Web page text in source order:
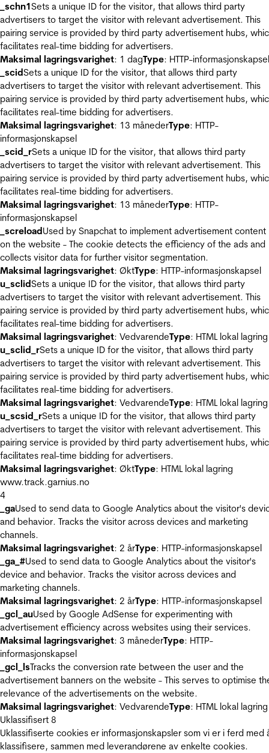
_schn1Sets a unique ID for the visitor, that allows third party
advertisers to target the visitor with relevant advertisement. This
pairing service is provided by third party advertisement hubs,
facilitates real-time bidding for advertisers.
Maksimal lagringsvarighet: 1 dagType: HTTP-informasjonskapsel
_scidSets a unique ID for the visitor, that allows third party
advertisers to target the visitor with relevant advertisement. This
pairing service is provided by third party advertisement hubs,
facilitates real-time bidding for advertisers.
Maksimal lagringsvarighet: 13 månederType: HTTP-
informasjonskapsel
_scid_rSets a unique ID for the visitor, that allows third party
advertisers to target the visitor with relevant advertisement. This
pairing service is provided by third party advertisement hubs,
facilitates real-time bidding for advertisers.
Maksimal lagringsvarighet: 13 månederType: HTTP-
informasjonskapsel
_screloadUsed by Snapchat to implement advertisement content
on the website - The cookie detects the efficiency of the ads and
collects visitor data for further visitor segmentation.
Maksimal lagringsvarighet: ØktType: HTTP-informasjonskapsel
u_sclidSets a unique ID for the visitor, that allows third party
advertisers to target the visitor with relevant advertisement. This
pairing service is provided by third party advertisement hubs,
facilitates real-time bidding for advertisers.
Maksimal lagringsvarighet: VedvarendeType: HTML lokal lagring
u_sclid_rSets a unique ID for the visitor, that allows third party
advertisers to target the visitor with relevant advertisement. This
pairing service is provided by third party advertisement hubs,
facilitates real-time bidding for advertisers.
Maksimal lagringsvarighet: VedvarendeType: HTML lokal lagring
u_scsid_rSets a unique ID for the visitor, that allows third party
advertisers to target the visitor with relevant advertisement. This
pairing service is provided by third party advertisement hubs,
facilitates real-time bidding for advertisers.
Maksimal lagringsvarighet: ØktType: HTML lokal lagring
www.track.garnius.no
4
_gaUsed to send data to Google Analytics about the visitor's
and behavior. Tracks the visitor across devices and marketing
channels.
Maksimal lagringsvarighet: 2 årType: HTTP-informasjonskapsel
_ga_#Used to send data to Google Analytics about the visitor's
device and behavior. Tracks the visitor across devices and
marketing channels.
Maksimal lagringsvarighet: 2 årType: HTTP-informasjonskapsel
_gcl_auUsed by Google AdSense for experimenting with
advertisement efficiency across websites using their services.
Maksimal lagringsvarighet: 3 månederType: HTTP-
informasjonskapsel
_gcl_lsTracks the conversion rate between the user and the
advertisement banners on the website - This serves to optimise
relevance of the advertisements on the website.
Maksimal lagringsvarighet: VedvarendeType: HTML lokal lagring
Uklassifisert 8
Uklassifiserte cookies er informasjonskapsler som vi er i ferd med
klassifisere, sammen med leverandørene av enkelte cookies.